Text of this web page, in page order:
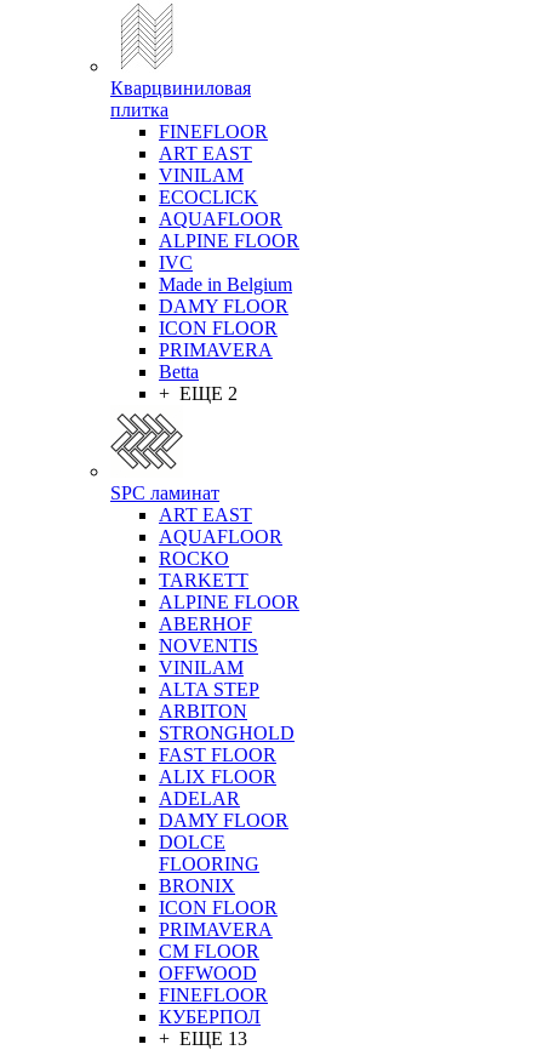
Кварцвиниловая
плитка
FINEFLOOR
ART EAST
VINILAM
ECOCLICK
AQUAFLOOR
ALPINE FLOOR
IVC
Made in Belgium
DAMY FLOOR
ICON FLOOR
PRIMAVERA
Betta
+ ЕЩЕ 2
SPC ламинат
ART EAST
AQUAFLOOR
ROCKO
TARKETT
ALPINE FLOOR
ABERHOF
NOVENTIS
VINILAM
ALTA STEP
ARBITON
STRONGHOLD
FAST FLOOR
ALIX FLOOR
ADELAR
DAMY FLOOR
DOLCE
FLOORING
BRONIX
ICON FLOOR
PRIMAVERA
CM FLOOR
OFFWOOD
FINEFLOOR
КУБЕРПОЛ
+ ЕЩЕ 13